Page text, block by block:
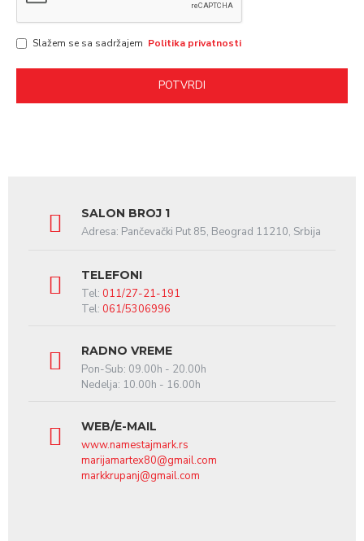
Slažem se sa sadržajem Politika privatnosti
POTVRDI
SALON BROJ 1
Adresa: Pančevački Put 85, Beograd 11210, Srbija
TELEFONI
Tel: 011/27-21-191
Tel: 061/5306996
RADNO VREME
Pon-Sub: 09.00h - 20.00h
Nedelja: 10.00h - 16.00h
WEB/E-MAIL
www.namestajmark.rs
marijamartex80@gmail.com
markkrupanj@gmail.com